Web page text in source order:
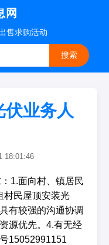
网
售求购活动
搜索
伏业务人
18:01:46
1.面向村、镇居民
村民屋顶安装光
有较强的沟通协调
源优先。4.有无经
15052991151